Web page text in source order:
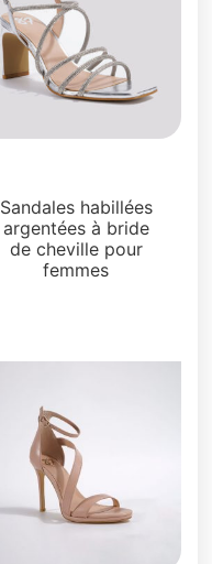
Sandales habillées
argentées à bride
de cheville pour
femmes